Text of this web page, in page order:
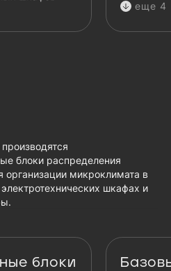
еще 4
блоки распределения
организации микроклимата в
шкафах и
блоки